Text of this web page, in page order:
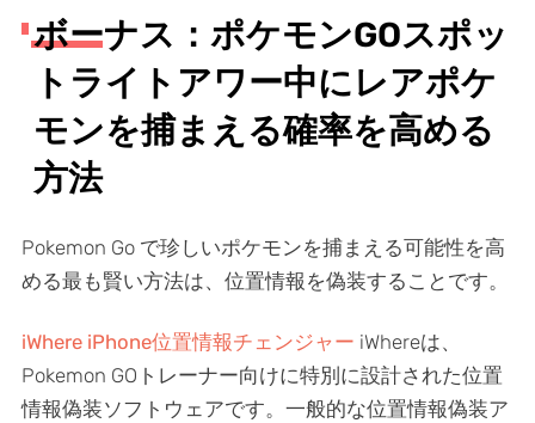
ボーナス：ポケモンGOスポッ
トライトアワー中にレアポケ
モンを捕まえる確率を高める
方法
Pokemon Go で珍しいポケモンを捕まえる可能性を高
める最も賢い方法は、位置情報を偽装することです。
iWhere iPhone位置情報チェンジャー iWhereは、
Pokemon GOトレーナー向けに特別に設計された位置
情報偽装ソフトウェアです。一般的な位置情報偽装ア